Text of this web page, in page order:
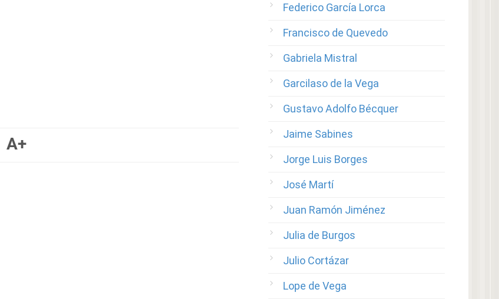
A+
Federico García Lorca
Francisco de Quevedo
Gabriela Mistral
Garcilaso de la Vega
Gustavo Adolfo Bécquer
Jaime Sabines
Jorge Luis Borges
José Martí
Juan Ramón Jiménez
Julia de Burgos
Julio Cortázar
Lope de Vega